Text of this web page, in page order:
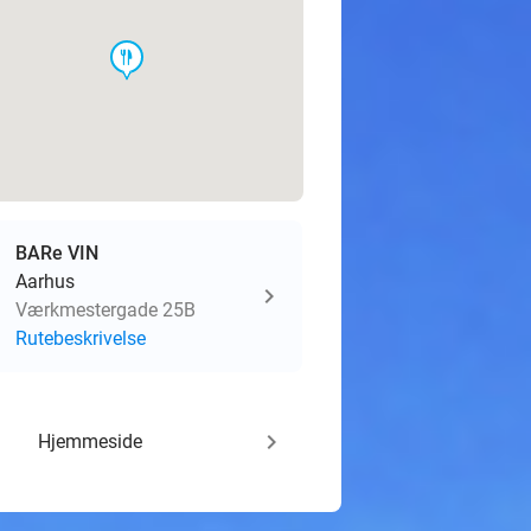
food
BARe VIN
Aarhus
Værkmestergade 25B
Rutebeskrivelse
Hjemmeside keyboard_arrow_right